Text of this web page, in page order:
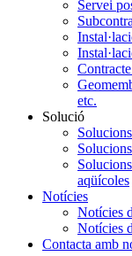
Servei
etc.
Solució
aqüícoles
Notícies
Notícies
Notícies
Contacta amb